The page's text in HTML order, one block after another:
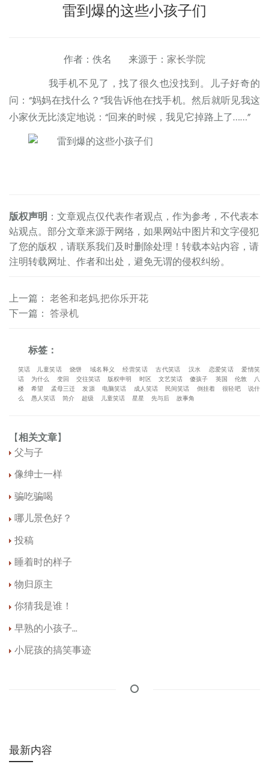
雷到爆的这些小孩子们
作者：佚名 来源于： 家长学院
我手机不见了，找了很久也没找到。儿子好奇的
问：“妈妈在找什么？”我告诉他在找手机。然后就听见我这
小家伙无比淡定地说：“回来的时候，我见它掉路上了……”
版权声明 ：文章观点仅代表作者观点，作为参考，不代表本
站观点。部分文章来源于网络，如果网站中图片和文字侵犯
了您的版权，请联系我们及时删除处理！转载本站内容，请
注明转载网址、作者和出处，避免无谓的侵权纠纷。
上一篇 ： 老爸和老妈,把你乐开花
下一篇 ： 答录机
标签：
笑话 儿童笑话 烧饼 域名释义 经营笑话 古代笑话 汉水 恋爱笑话
爱情笑
话
为什么 变回 交往笑话 版权申明 时区 文艺笑话 傻孩子 英国 伦敦
八
楼
希望 孟母三迁 发源 电脑笑话 成人笑话 民间笑话 倒挂着 很轻吧
说什
么
愚人笑话 简介 超级 儿童笑话 星星 先与后 故事角
【相关文章】
父与子
像绅士一样
骗吃骗喝
哪儿景色好？
投稿
睡着时的样子
物归原主
你猜我是谁！
早熟的小孩子...
小屁孩的搞笑事迹
最新内容